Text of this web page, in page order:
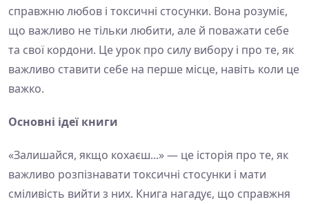
справжню любов і токсичні стосунки. Вона розуміє,
що важливо не тільки любити, але й поважати себе
та свої кордони. Це урок про силу вибору і про те, як
важливо ставити себе на перше місце, навіть коли це
важко.
Основні ідеї книги
«Залишайся, якщо кохаєш...» — це історія про те, як
важливо розпізнавати токсичні стосунки і мати
сміливість вийти з них. Книга нагадує, що справжня